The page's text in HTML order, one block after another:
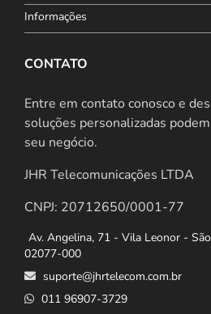
Informações
CONTATO
Entre em contato conosco e
soluções personalizadas
seu negócio.
JHR Telecomunicações LTDA
CNPJ: 20712650/0001-77
Av. Angelina, 71 - Vila Leonor -
02077-000
suporte@jhrtelecom.com.br
011 96907-3729